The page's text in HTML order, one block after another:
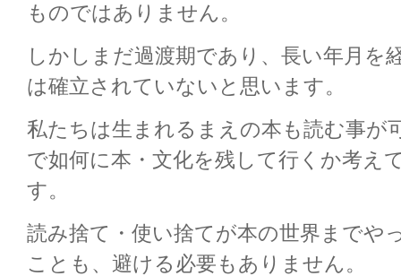
ものではありません。
しかしまだ過渡期であり、長い年月を
は確立されていないと思います。
私たちは生まれるまえの本も読む事が
で如何に本・文化を残して行くか考え
す。
読み捨て・使い捨てが本の世界までや
ことも、避ける必要もありません。